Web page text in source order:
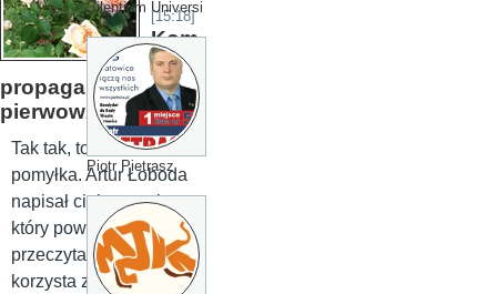
[15:18]
Kom
usza
propaganda to
pierwowzór AI!
Tak tak, to nie
pomyłka. Artur Łoboda
napisał ciekawy tekst,
który powinien
przeczytać każdy, kto
korzysta z AI.Sztuczna
Silentium Universi
Piotr Pietrasz